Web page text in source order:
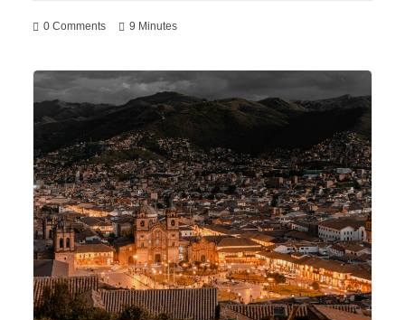
0 Comments 9 Minutes